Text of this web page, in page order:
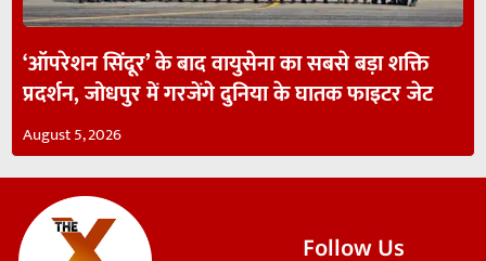
‘ऑपरेशन सिंदूर’ के बाद वायुसेना का सबसे बड़ा शक्ति
प्रदर्शन, जोधपुर में गरजेंगे दुनिया के घातक फाइटर जेट
August 5, 2026
Follow Us